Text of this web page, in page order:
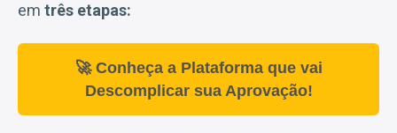
em três etapas:
🚀 Conheça a Plataforma que vai
Descomplicar sua Aprovação!